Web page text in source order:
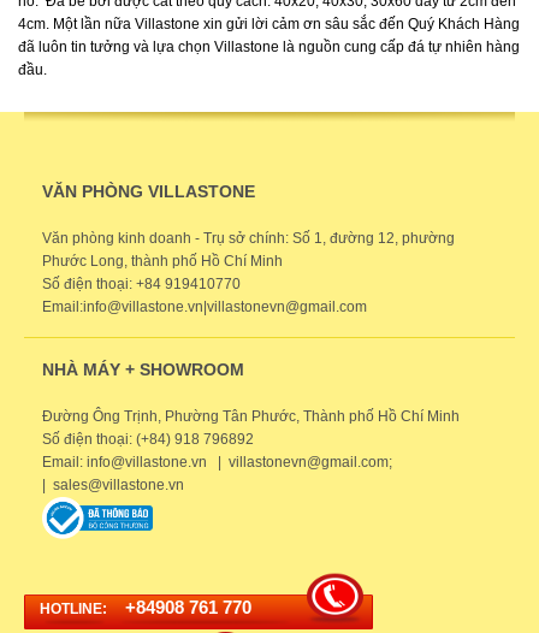
4cm. Một lần nữa Villastone xin gửi lời cảm ơn sâu sắc đến Quý Khách Hàng
đã luôn tin tưởng và lựa chọn Villastone là nguồn cung cấp đá tự nhiên hàng
đầu.
VĂN PHÒNG VILLASTONE
Văn phòng kinh doanh - Trụ sở chính: Số 1, đường 12, phường
Phước Long, thành phố Hồ Chí Minh
Số điện thoại: +84 919410770
Email:info@villastone.vn|villastonevn@gmail.com
NHÀ MÁY + SHOWROOM
Đường Ông Trịnh, Phường Tân Phước, Thành phố Hồ Chí Minh
Số điện thoại: (+84) 918 796892
Email: info@villastone.vn | villastonevn@gmail.com;
| sales@villastone.vn
HOTLINE:+84908 761 770